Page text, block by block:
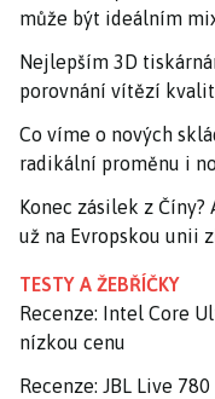
může být ideálním
Nejlepším 3D
porovnání vítězí
Co víme o nových
radikální proměnu i
Konec zásilek z Číny?
už na Evropskou unii
TESTY A ŽEBŘÍČKY
Recenze: Intel Core
nízkou cenu
Recenze: JBL Live